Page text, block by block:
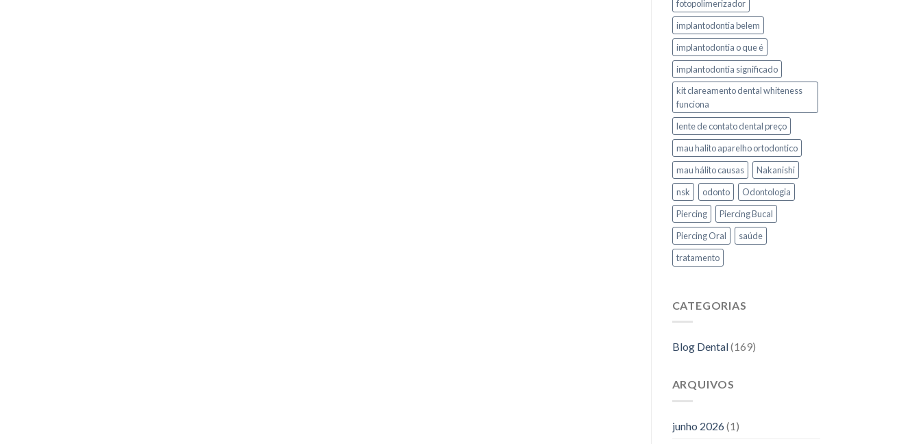
fotopolimerizador
implantodontia belem
implantodontia o que é
implantodontia significado
kit clareamento dental whiteness
funciona
lente de contato dental preço
mau halito aparelho ortodontico
mau hálito causas
Nakanishi
nsk
odonto
Odontologia
Piercing
Piercing Bucal
Piercing Oral
saúde
tratamento
CATEGORIAS
Blog Dental(169)
ARQUIVOS
junho 2026(1)